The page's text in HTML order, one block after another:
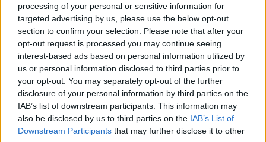
processing of your personal or sensitive information for
targeted advertising by us, please use the below opt-out
section to confirm your selection. Please note that after your
opt-out request is processed you may continue seeing
interest-based ads based on personal information utilized by
us or personal information disclosed to third parties prior to
your opt-out. You may separately opt-out of the further
disclosure of your personal information by third parties on the
IAB’s list of downstream participants. This information may
also be disclosed by us to third parties on the IAB’s List of
Downstream Participants that may further disclose it to other
ΔΕΙΤΕ ΕΠΙΣΗΣ